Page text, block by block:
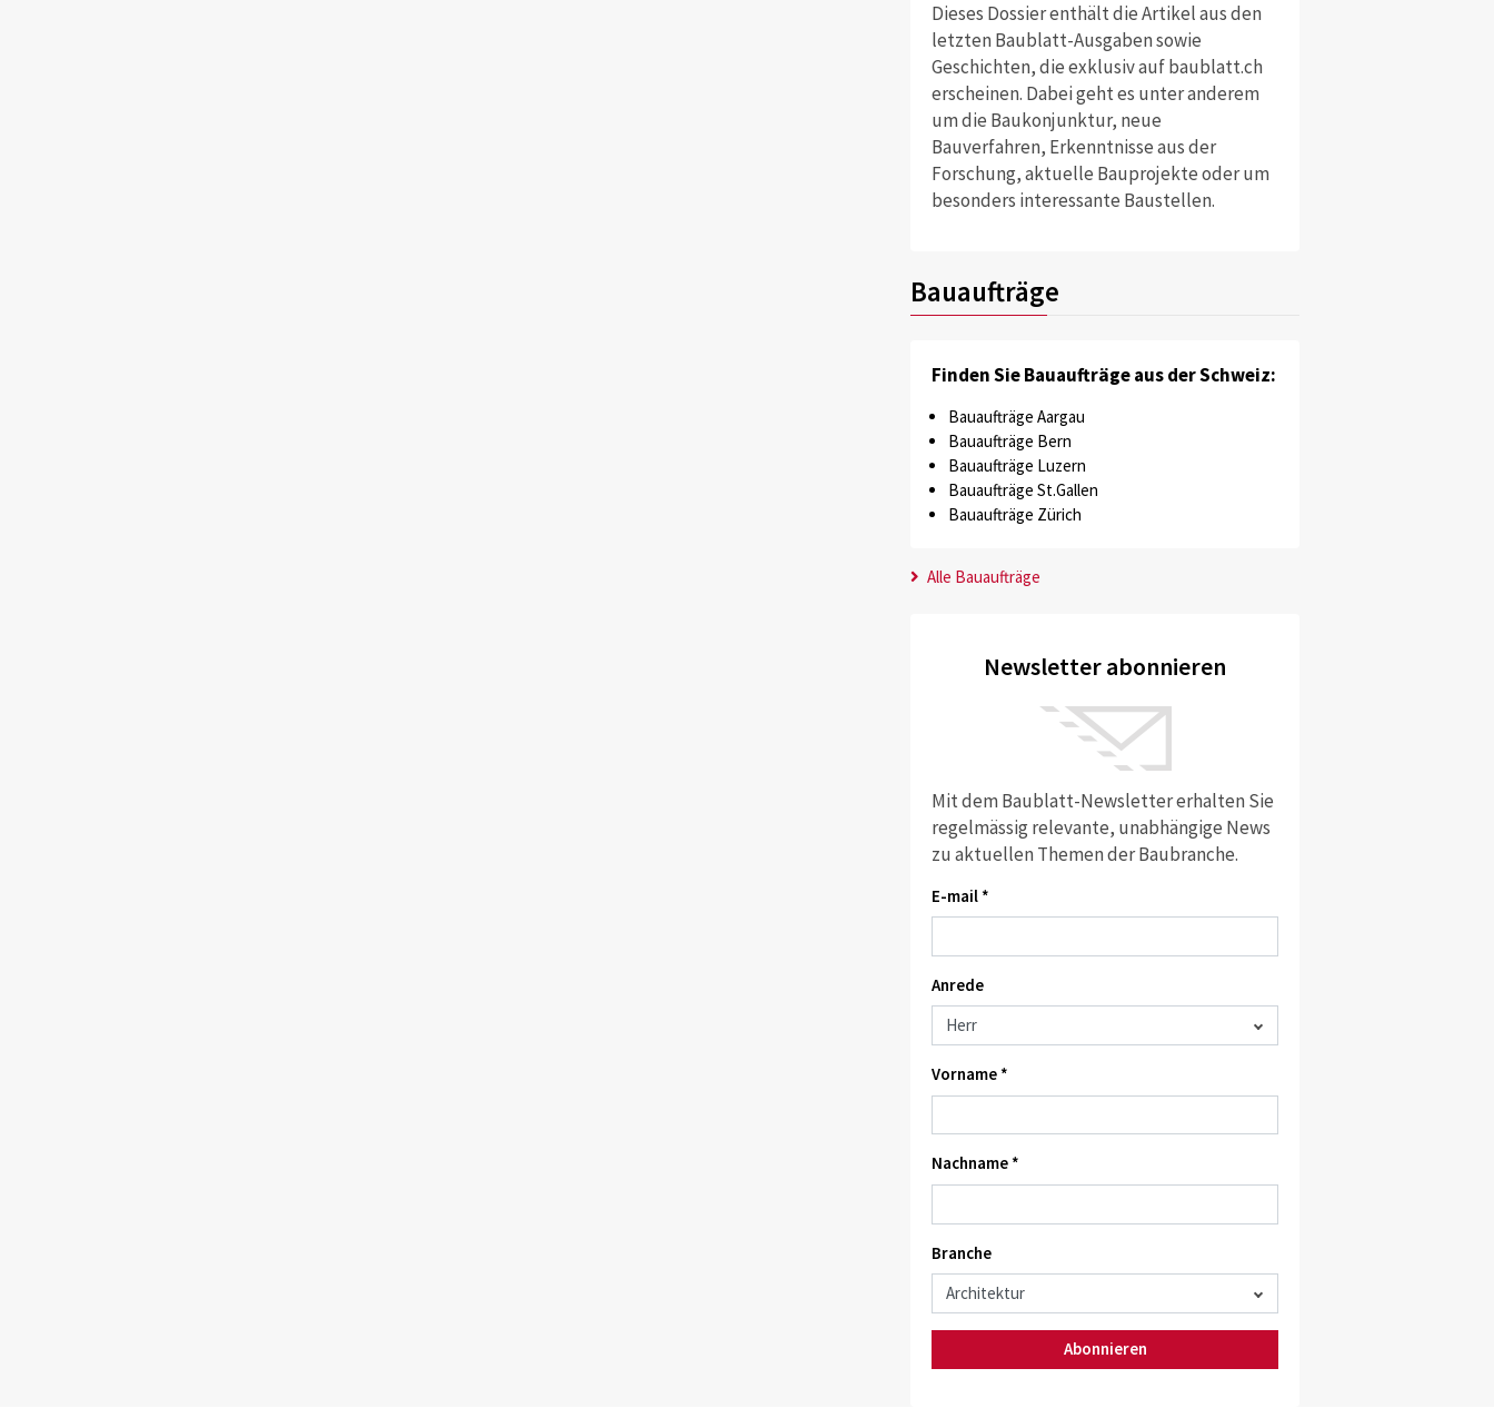
Dieses Dossier enthält die Artikel aus den
letzten Baublatt-Ausgaben sowie
Geschichten, die exklusiv auf baublatt.ch
erscheinen. Dabei geht es unter anderem
um die Baukonjunktur, neue
Bauverfahren, Erkenntnisse aus der
Forschung, aktuelle Bauprojekte oder um
besonders interessante Baustellen.
Bauaufträge
Finden Sie Bauaufträge aus der Schweiz:
Bauaufträge Aargau
Bauaufträge Bern
Bauaufträge Luzern
Bauaufträge St.Gallen
Bauaufträge Zürich
Alle Bauaufträge
Newsletter abonnieren
Mit dem Baublatt-Newsletter erhalten Sie
regelmässig relevante, unabhängige News
zu aktuellen Themen der Baubranche.
E-mail *
Anrede
Vorname *
Nachname *
Branche
Abonnieren